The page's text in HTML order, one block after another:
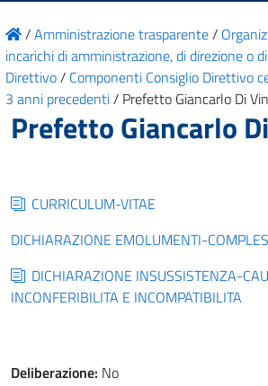
/Amministrazione trasparente/
incarichi di amministrazione, di direzione o
Direttivo/ Componenti Consiglio Direttivo
3 anni precedenti/ Prefetto Giancarlo Di
Prefetto Giancarlo
CURRICULUM-VITAE
DICHIARAZIONE EMOLUMENTI-
DICHIARAZIONE INSUSSISTENZA-
INCONFERIBILITA E INCOMPATIBILITA
Deliberazione: No